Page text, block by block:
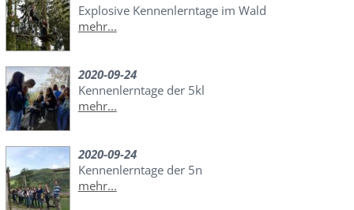
Explosive Kennenlerntage im Wald
mehr...
2020-09-24
Kennenlerntage der 5kl
mehr...
2020-09-24
Kennenlerntage der 5n
mehr...